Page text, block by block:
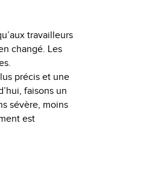
travailleurs
changé. Les
précis et une
faisons un
sévère, moins
est